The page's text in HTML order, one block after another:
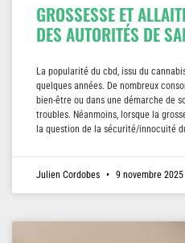
GROSSESSE ET
DES AUTORITÉS DE
La popularité du cbd, issu du
quelques années. De nombreux
bien-être ou dans une démarche de
troubles. Néanmoins, lorsque la
la question de la sécurité/innocuité
Julien Cordobes 9 novembre 2025